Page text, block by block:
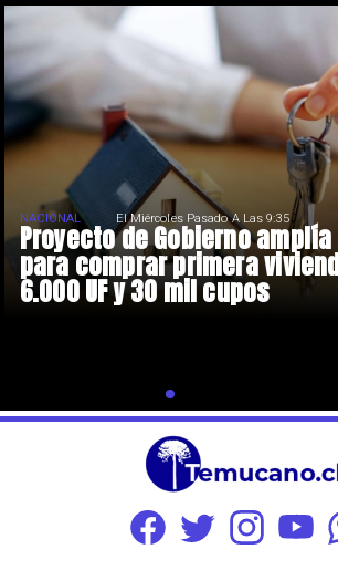
Proyecto de Gobierno
para comprar primera
6.000 UF y 30 mil cupos
NACIONAL El Miércoles Pasado A Las 9:35